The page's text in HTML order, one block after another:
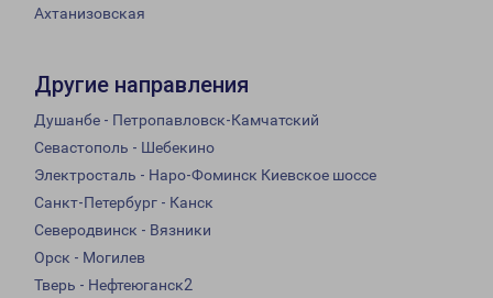
Ахтанизовская
Другие направления
Душанбе - Петропавловск-Камчатский
Севастополь - Шебекино
Электросталь - Наро-Фоминск Киевское шоссе
Санкт-Петербург - Канск
Северодвинск - Вязники
Орск - Могилев
Тверь - Нефтеюганск2